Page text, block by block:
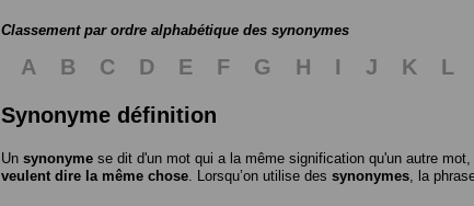
Classement par ordre alphabétique des synonymes
A B C D E F G H I J K L
Synonyme définition
Un synonyme se dit d'un mot qui a la même signification qu'un autre
veulent dire la même chose . Lorsqu’on utilise des synonymes , la